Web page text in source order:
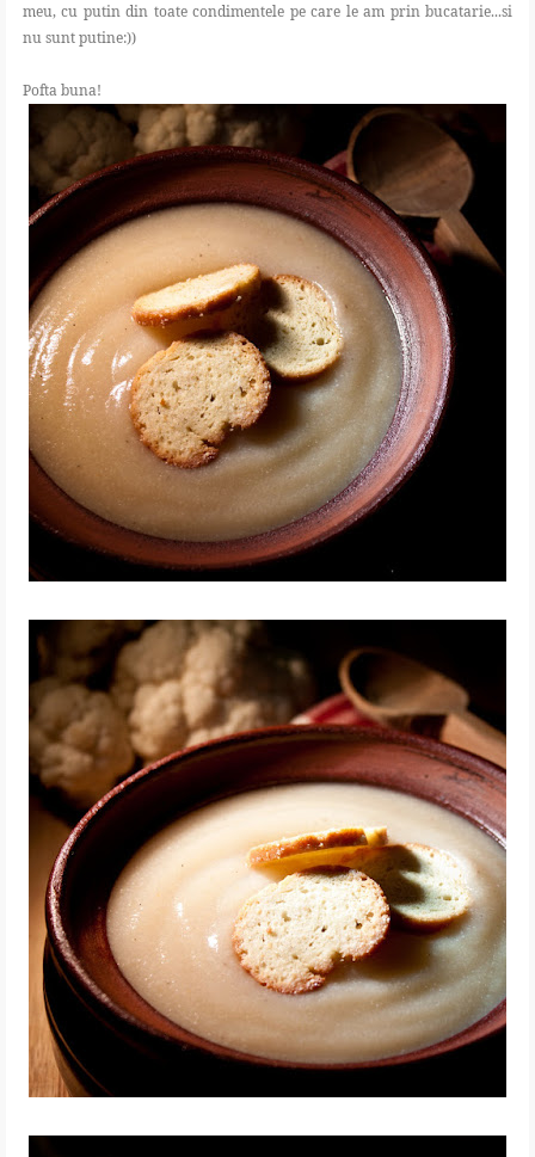
meu, cu putin din toate condimentele pe care le am prin bucatarie...si
nu sunt putine:))
Pofta buna!